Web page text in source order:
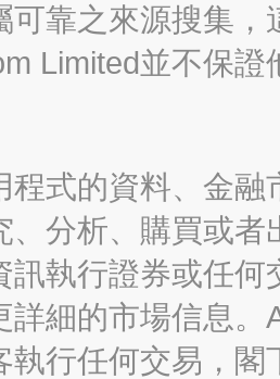
可靠之來源搜集
Limited並不保
程式的資料、金
、分析、購買或
訊執行證券或任
詳細的市場信息
執行任何交易，